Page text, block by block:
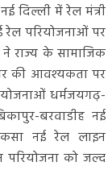
दिल्ली में रेल मंत्री
रेल परियोजनाओं पर
राज्य के सामाजिक
की आवश्यकता पर
धर्मजयगढ़-
बरवाडीह नई
नई रेल लाइन
को जल्द